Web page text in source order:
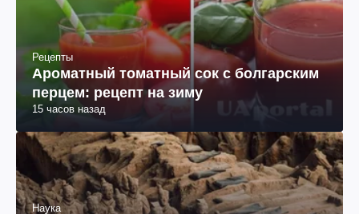
Рецепты
Ароматный томатный сок с болгарским
перцем: рецепт на зиму
15 часов назад
Наука